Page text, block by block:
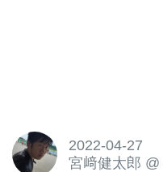
2022-04-27
宮﨑健太郎 @